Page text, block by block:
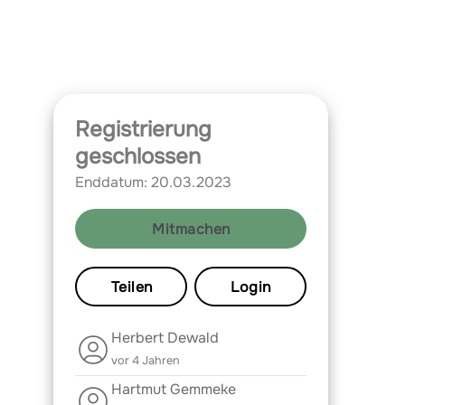
Registrierung
geschlossen
Enddatum: 20.03.2023
Mitmachen
Teilen Login
Herbert Dewald
vor 4 Jahren
Hartmut Gemmeke